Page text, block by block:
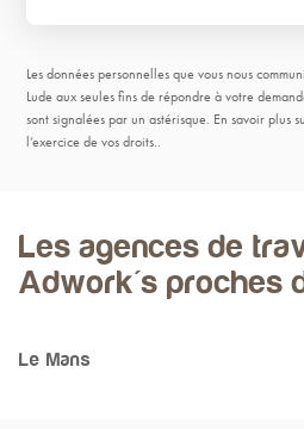
Les données personnelles que vous nous
Lude aux seules fins de répondre à votre
sont signalées par un astérisque. En savoir plus
l’exercice de vos droits.
Les agences de
Adwork's proches
Le Mans